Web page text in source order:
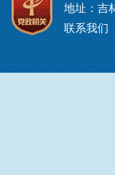
地址：吉
联系我们